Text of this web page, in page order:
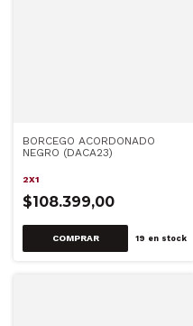
BORCEGO ACORDONADO
NEGRO (DACA23)
2X1
$108.399,00
COMPRAR 19 en stock